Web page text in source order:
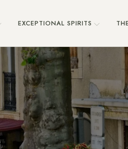
EXCEPTIONAL SPIRITS